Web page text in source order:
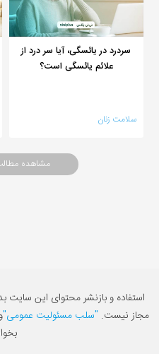
سردرد در یائسگی، آیا سر درد از
علائم یائسگی است؟
سلامت زنان
مشاهده
استفاده و بازنشر محتوای این
مجاز نیست. "سلب مسئولیت عمومی"